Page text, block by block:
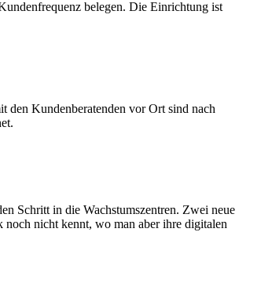
belegen. Die Einrichtung ist
den Kundenberatenden vor Ort sind nach
Schritt in die Wachstumszentren. Zwei neue
noch nicht kennt, wo man aber ihre digitalen